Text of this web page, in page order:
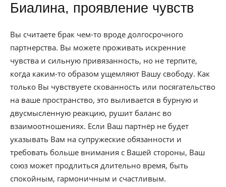
Биалина, проявление чувств
Вы считаете брак чем-то вроде долгосрочного
партнерства. Вы можете проживать искренние
чувства и сильную привязанность, но не терпите,
когда каким-то образом ущемляют Вашу свободу. Как
только Вы чувствуете скованность или посягательство
на ваше пространство, это выливается в бурную и
двусмысленную реакцию, рушит баланс во
взаимоотношениях. Если Ваш партнёр не будет
указывать Вам на супружеские обязанности и
требовать больше внимания с Вашей стороны, Ваш
союз может продлиться длительно время, быть
спокойным, гармоничным и счастливым.